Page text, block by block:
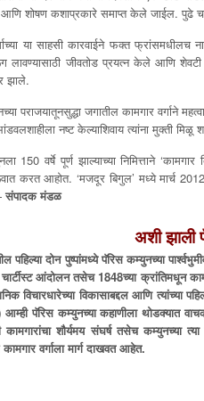
शोषण कशाप्रकारे समाप्त केले जाईल. पुढे
या साहसी कारवाईने फक्त फ्रांसमधीलच
लावण्यासाठी जीवतोड प्रयत्न केले आणि शेवटी
झाले.
पराजयातूनसुद्धा जगातील कामगार वर्गाने
नष्ट केल्याशिवाय त्यांना मुक्ती मिळू
150 वर्षे पूर्ण झाल्याच्या निमित्ताने
करत आहोत. ‘मजदूर बिगुल’ मध्ये मार्च
संपादक मंडळ
अशी झाली
पहिल्या दोन पुष्पांमध्ये पॅरिस कम्युनच्या
चार्टीस्ट आंदोलन तसेच1848च्या क्रांतिमधून
विचारधारेच्या विकासाबद्दल आणि त्यांच्या
आम्ही पॅरिस कम्युनच्या कहाणीला थोडक्यात
कामगारांचा शौर्यमय संघर्ष तसेच कम्युनच्या त्या
कामगार वर्गाला मार्ग दाखवत आहेत.